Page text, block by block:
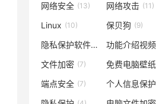
网络安全 (13) 网络攻击 (11)
Linux (10) 保贝狗 (9)
隐私保护软件
(8)
文件加密 (7)
端点安全 (7)